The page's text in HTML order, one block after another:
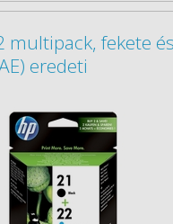
multipack, fekete
eredeti